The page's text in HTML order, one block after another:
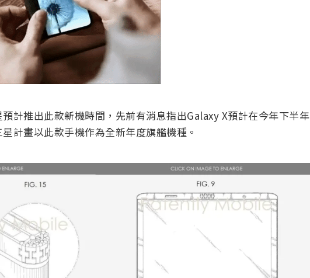
計推出此款新機時間，先前有消息指出Galaxy X預計在今年下半年
計畫以此款手機作為全新年度旗艦機種。